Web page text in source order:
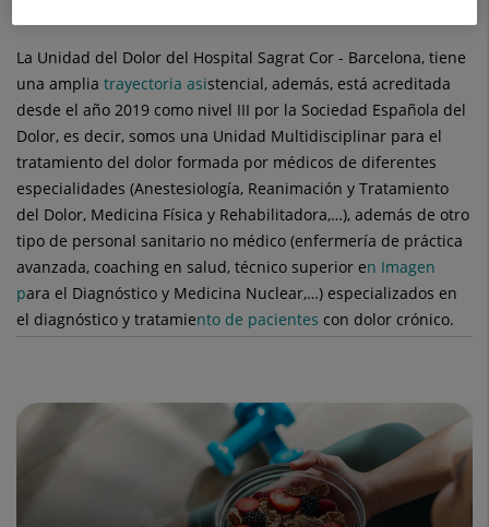
La Unidad del Dolor del Hospital Sagrat Cor - Barcelona, tiene
una amplia trayectoria asistencial, además, está acreditada
desde el año 2019 como nivel III por la Sociedad Española del
Dolor, es decir, somos una Unidad Multidisciplinar para el
tratamiento del dolor formada por médicos de diferentes
especialidades (Anestesiología, Reanimación y Tratamiento
del Dolor, Medicina Física y Rehabilitadora,…), además de otro
tipo de personal sanitario no médico (enfermería de práctica
avanzada, coaching en salud, técnico superior en Imagen
para el Diagnóstico y Medicina Nuclear,…) especializados en
el diagnóstico y tratamiento de pacientes con dolor crónico.